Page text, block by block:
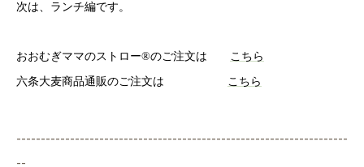
次は、ランチ編です。
おおむぎママのストロー®のご注文は こちら
六条大麦商品通販のご注文は こちら
--------------------------------------------------------------------
--